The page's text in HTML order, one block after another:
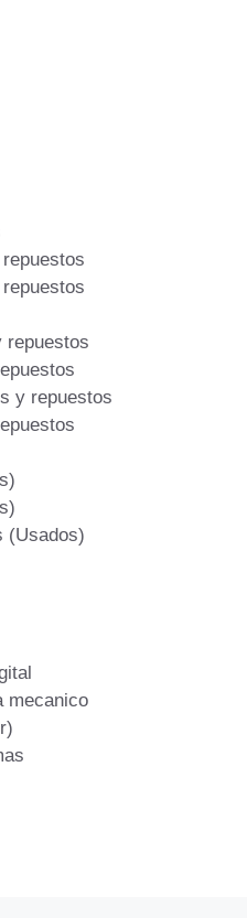
repuestos
y repuestos
(Usados)
mecanico